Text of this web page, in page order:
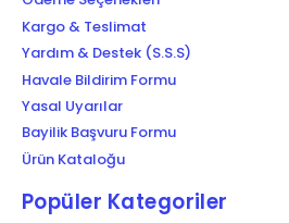
Kargo & Teslimat
Yardım & Destek (S.S.S)
Havale Bildirim Formu
Yasal Uyarılar
Bayilik Başvuru Formu
Ürün Kataloğu
Popüler Kategoriler